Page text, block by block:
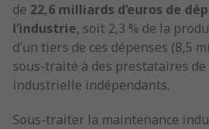
de 22,6 milliards d’euros de
l’industrie, soit 2,3 % de la
d’un tiers de ces dépenses (8,5
sous-traité à des prestataires
industrielle indépendants.
Sous-traiter la maintenance